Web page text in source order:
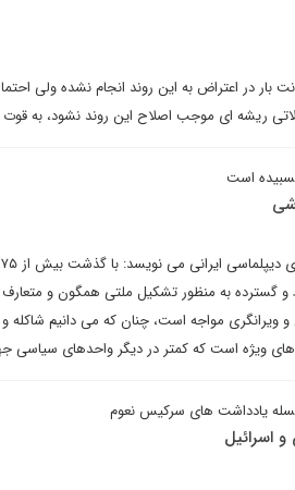
بار در اعتراض به این روند انجام نشده ولی
ریشه ای موجب اصلاح این روند نشود، به
است
به منظور تشکیل ملتی همگون و متعارف
ویرانگری مواجه است، چنان که می دانیم شاکله
ویژه است که کمتر در دیگر واحدهای سیاسی
یادداشت های سرکیس نعوم
اسرائیل